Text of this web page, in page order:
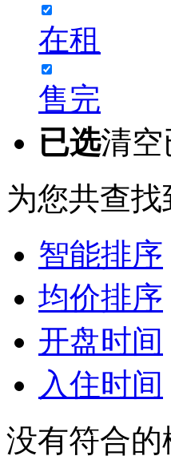
在租
售完
已选清空
为您共查找
智能排序
均价排序
开盘时间
入住时间
没有符合的